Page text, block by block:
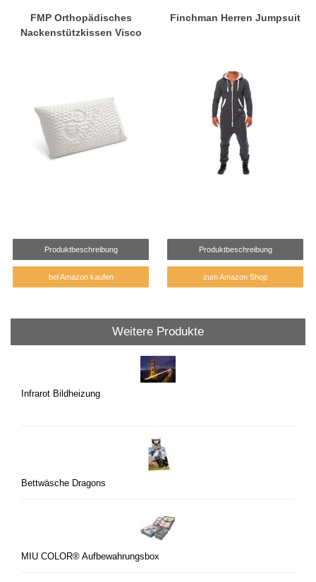
FMP Orthopädisches
Nackenstützkissen Visco
Produktbeschreibung
bei Amazon kaufen
Finchman Herren Jumpsuit
Produktbeschreibung
zum Amazon Shop
Weitere Produkte
Infrarot Bildheizung
Bettwäsche Dragons
MIU COLOR® Aufbewahrungsbox